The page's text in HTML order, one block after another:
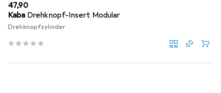
EUR
47,90
Kaba Drehknopf-Insert Modular
Drehknopfzylinder